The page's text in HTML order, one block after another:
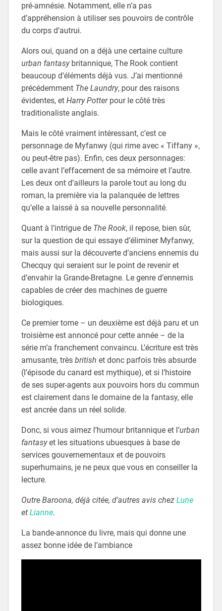
pré-amnésie. Notamment, elle n’a pas
d’appréhension à utiliser ses pouvoirs de contrôle
du corps d’autrui.
Alors oui, quand on a déjà une certaine culture
urban fantasybritannique, The Rook contient
beaucoup d’éléments déjà vus. J’ai mentionné
précédemment The Laundry, pour des raisons
évidentes, et Harry Potterpour le côté très
traditionaliste anglais.
Mais le côté vraiment intéressant, c’est ce
personnage de Myfanwy (qui rime avec « Tiffany »,
ou peut-être pas). Enfin, ces deux personnages:
celle avant l’effacement de sa mémoire et l’autre.
Les deux ont d’ailleurs la parole tout au long du
roman, la première via la palanquée de lettres
qu’elle a laissé à sa nouvelle personnalité.
Quant à l’intrigue de The Rook, il repose, bien sûr,
sur la question de qui essaye d’éliminer Myfanwy,
mais aussi sur la découverte d’anciens ennemis du
Checquy qui seraient sur le point de revenir et
d’envahir la Grande-Bretagne. Le genre d’ennemis
capables de créer des machines de guerre
biologiques.
Ce premier tome – un deuxième est déjà paru et un
troisième est annoncé pour cette année – de la
série m’a franchement convaincu. L’écriture est très
amusante, très british et donc parfois très absurde
(l’épisode du canard est mythique), et si l’histoire
de ses super-agents aux pouvoirs hors du commun
est clairement dans le domaine de la fantasy, elle
est ancrée dans un réel solide.
Donc, si vous aimez l’humour britannique et l’urban
fantasyet les situations ubuesques à base de
services gouvernementaux et de pouvoirs
superhumains, je ne peux que vous en conseiller la
lecture.
Outre Baroona, déjà citée, d’autres avis chez Lune
et Lianne.
La bande-annonce du livre, mais qui donne une
assez bonne idée de l’ambiance